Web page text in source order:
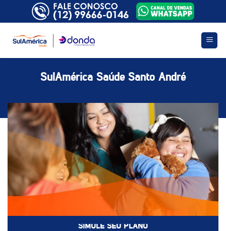
SulAmérica Saúde Santo André
SIMULE SEU PLANO